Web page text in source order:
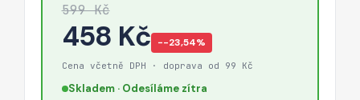
599 Kč
458 Kč −-23,54%
Cena včetně DPH · doprava od 99 Kč
Skladem · Odesíláme zítra